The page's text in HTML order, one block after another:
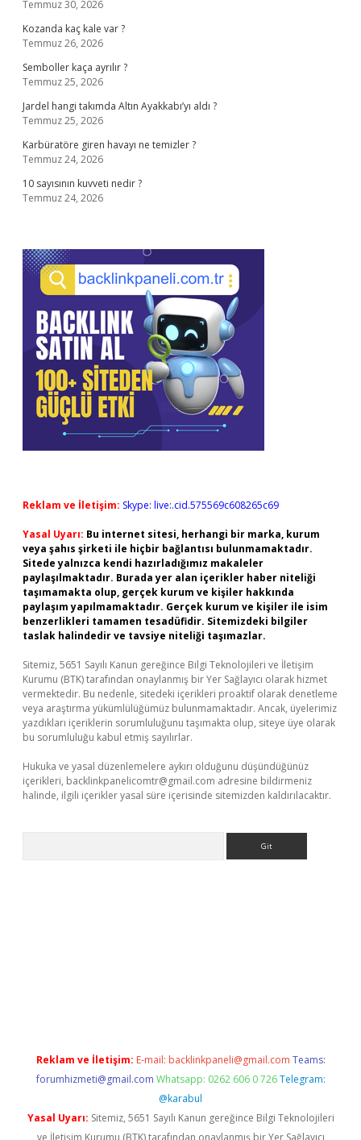
Temmuz 30, 2026
Kozanda kaç kale var ?
Temmuz 26, 2026
Semboller kaça ayrılır ?
Temmuz 25, 2026
Jardel hangi takımda Altın Ayakkabı’yı aldı ?
Temmuz 25, 2026
Karbüratöre giren havayı ne temizler ?
Temmuz 24, 2026
10 sayısının kuvveti nedir ?
Temmuz 24, 2026
Reklam ve İletişim: Skype: live:.cid.575569c608265c69
Yasal Uyarı: Bu internet sitesi, herhangi bir marka, kurum
veya şahıs şirketi ile hiçbir bağlantısı bulunmamaktadır.
Sitede yalnızca kendi hazırladığımız makaleler
paylaşılmaktadır. Burada yer alan içerikler haber niteliği
taşımamakta olup, gerçek kurum ve kişiler hakkında
paylaşım yapılmamaktadır. Gerçek kurum ve kişiler ile isim
benzerlikleri tamamen tesadüfidir. Sitemizdeki bilgiler
taslak halindedir ve tavsiye niteliği taşımazlar.
Sitemiz, 5651 Sayılı Kanun gereğince Bilgi Teknolojileri ve İletişim
Kurumu (BTK) tarafından onaylanmış bir Yer Sağlayıcı olarak hizmet
vermektedir. Bu nedenle, sitedeki içerikleri proaktif olarak denetleme
veya araştırma yükümlülüğümüz bulunmamaktadır. Ancak, üyelerimiz
yazdıkları içeriklerin sorumluluğunu taşımakta olup, siteye üye olarak
bu sorumluluğu kabul etmiş sayılırlar.
Hukuka ve yasal düzenlemelere aykırı olduğunu düşündüğünüz
içerikleri, backlinkpanelicomtr@gmail.com adresine bildirmeniz
halinde, ilgili içerikler yasal süre içerisinde sitemizden kaldırılacaktır.
Reklam ve İletişim: E-mail: backlinkpaneli@gmail.com Teams:
forumhizmeti@gmail.com Whatsapp: 0262 606 0 726 Telegram:
@karabul
Yasal Uyarı: Sitemiz, 5651 Sayılı Kanun gereğince Bilgi Teknolojileri
ve İletişim Kurumu (BTK) tarafından onaylanmış bir Yer Sağlayıcı